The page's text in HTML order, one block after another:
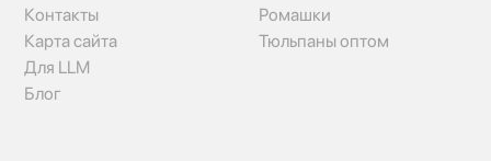
Контакты
Карта сайта
Для LLM
Блог
Ромашки
Тюльпаны оптом